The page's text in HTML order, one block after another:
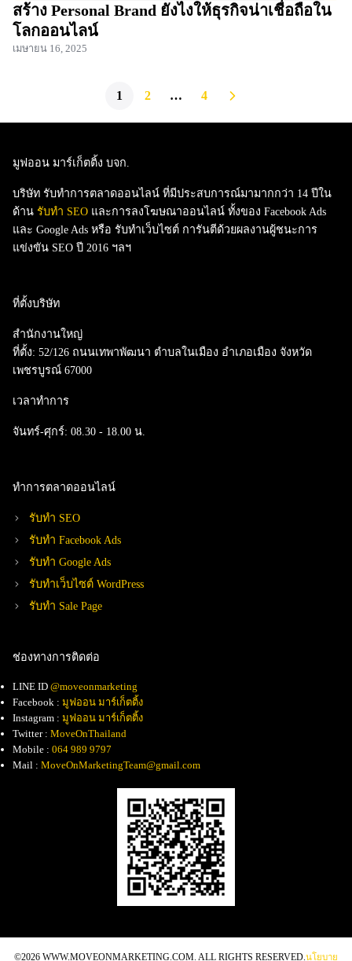
สร้าง Personal Brand ยังไงให้ธุรกิจน่าเชื่อถือใน
โลกออนไลน์
เมษายน 16, 2025
1 2 … 4
มูฟออน มาร์เก็ตติ้ง บจก.
บริษัท รับทำการตลาดออนไลน์ ที่มีประสบการณ์มามากกว่า 14 ปีใน
ด้าน รับทำ SEO และการลงโฆษณาออนไลน์ ทั้งของ Facebook Ads
และ Google Ads หรือ รับทำเว็บไซต์ การันตีด้วยผลงานผู้ชนะการ
แข่งขัน SEO ปี 2016 ฯลฯ
ที่ตั้งบริษัท
สำนักงานใหญ่
ที่ตั้ง: 52/126 ถนนเทพาพัฒนา ตำบลในเมือง อำเภอเมือง จังหวัด
เพชรบูรณ์ 67000
เวลาทำการ
จันทร์-ศุกร์: 08.30 - 18.00 น.
ทำการตลาดออนไลน์
รับทำ SEO
รับทำ Facebook Ads
รับทำ Google Ads
รับทำเว็บไซต์ WordPress
รับทำ Sale Page
ช่องทางการติดต่อ
LINE ID @moveonmarketing
Facebook : มูฟออน มาร์เก็ตติ้ง
Instagram : มูฟออน มาร์เก็ตติ้ง
Twitter : MoveOnThailand
Mobile : 064 989 9797
Mail : MoveOnMarketingTeam@gmail.com
©2026 WWW.MOVEONMARKETING.COM. ALL RIGHTS RESERVED.นโยบาย